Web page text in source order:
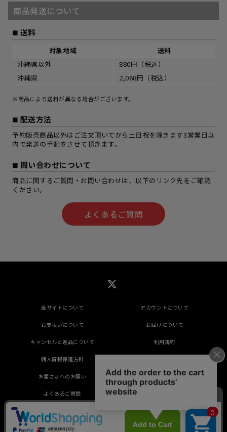
商品発送について
送料
対象地域
送料
沖縄県以外
880円（税込）
沖縄県
2,068円（税込）
※商品により送料が異なる場合がございます。
配送方法
予約販売商品以外はご注文頂いてから土日祝を除きます3営業日以
内で発送の手配をさせて頂きます。
問い合わせについて
商品に関するご質問・お問い合わせは、以下のリンク先をご確認
ください。
よくあるご質問
当サイトについて アカウントについて
お支払いについて お届けについて
キャンセルと返品について 利用規約
個人情報保護方針
お客さまへのお願い 推奨環境
よくあるご質問
掲載されているすべてのコンテンツ(記事、画像、
音声データ、映像データ等)の無断転載を禁じます。